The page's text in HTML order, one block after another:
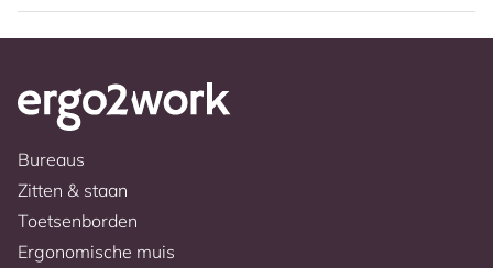
Bureaus
Zitten & staan
Toetsenborden
Ergonomische muis